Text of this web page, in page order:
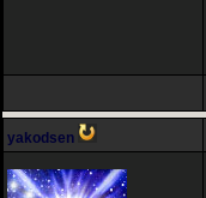
yakodsen